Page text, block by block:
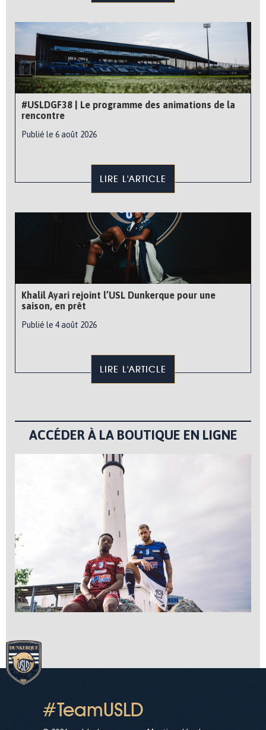
#USLDGF38 | Le programme des animations de la
rencontre
Publié le 6 août 2026
LIRE L'ARTICLE
Khalil Ayari rejoint l’USL Dunkerque pour une
saison, en prêt
Publié le 4 août 2026
LIRE L'ARTICLE
ACCÉDER À LA BOUTIQUE EN LIGNE
#TeamUSLD